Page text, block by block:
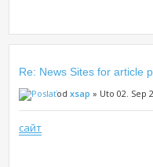
Re: News Sites for article
odxsap » Uto 02. Sep
сайт